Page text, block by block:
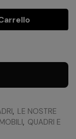
, LE NOSTRE
, QUADRI E